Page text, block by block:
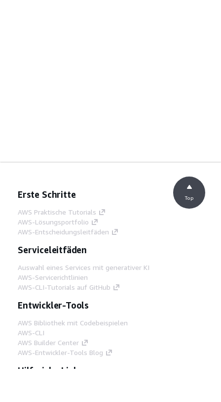
Erste Schritte
AWS Praktische Tutorials
AWS-Lösungsportfolio
AWS-Entscheidungsleitfäden
Serviceleitfäden
Auswahl eines Services mit generativer KI
AWS-Servicerichtlinien
AWS-CLI-Tutorials auf GitHub
Entwickler-Tools
AWS Bibliothek mit Codebeispielen
AWS-CLI
AWS Builder Center
AWS-Entwickler-Tools Blog
Hilfreiche Links
Top